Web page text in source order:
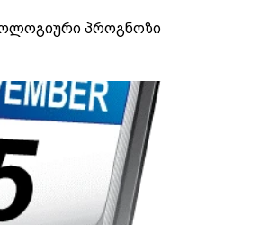
პროგნოზი